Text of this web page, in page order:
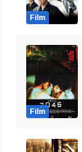
Film
Film